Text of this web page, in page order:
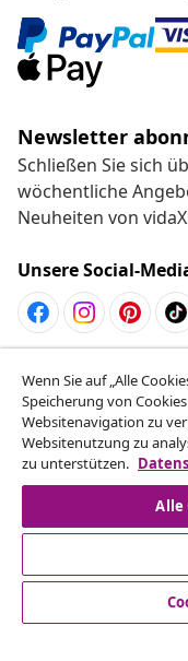
Newsletter
Schließen Sie sich
wöchentliche
Neuheiten von
Unsere Social-
Vom Vertrag
Reiche einen
ein.
Vom
Kundenservice
Wenn Sie auf „Alle
Speicherung von
Websitenavigation zu
Websitenutzung zu
zu unterstützen.
Alle